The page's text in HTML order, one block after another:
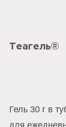
Теагель®
Гель 30 г в
для